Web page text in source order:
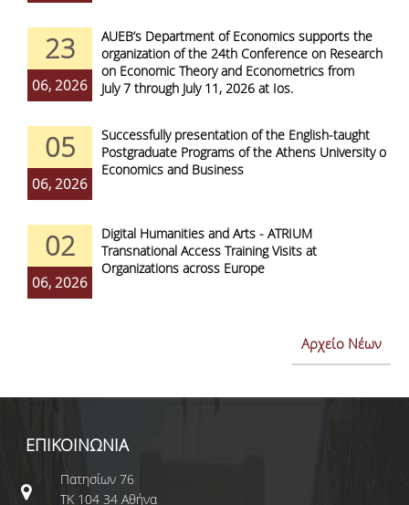
23
06, 2026
AUEB’s Department of Economics supports the
organization of the 24th Conference on Research
on Economic Theory and Econometrics from
July 7 through July 11, 2026 at Ios.
05
06, 2026
Successfully presentation of the English-taught
Postgraduate Programs of the Athens University of
Economics and Business
02
06, 2026
Digital Humanities and Arts - ATRIUM
Transnational Access Training Visits at
Organizations across Europe
Αρχείο Νέων
ΕΠΙΚΟΙΝΩΝΙΑ
Πατησίων 76
ΤΚ 104 34 Αθήνα